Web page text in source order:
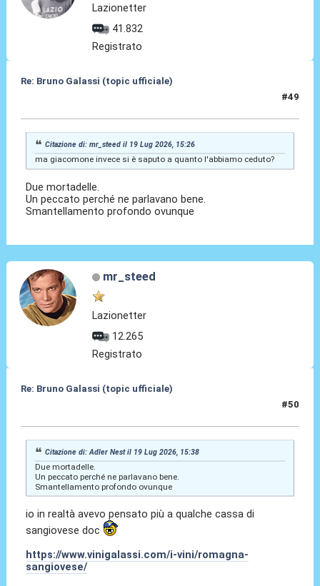
Lazionetter
41.832
Registrato
Re: Bruno Galassi (topic ufficiale)
#49
Citazione di: mr_steed il 19 Lug 2026, 15:26
ma giacomone invece si è saputo a quanto l'abbiamo ceduto?
Due mortadelle.
Un peccato perché ne parlavano bene.
Smantellamento profondo ovunque
mr_steed
Lazionetter
12.265
Registrato
Re: Bruno Galassi (topic ufficiale)
#50
Citazione di: Adler Nest il 19 Lug 2026, 15:38
Due mortadelle.
Un peccato perché ne parlavano bene.
Smantellamento profondo ovunque
io in realtà avevo pensato più a qualche cassa di
sangiovese doc
https://www.vinigalassi.com/i-vini/romagna-
sangiovese/